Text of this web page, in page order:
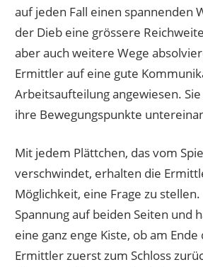
auf jeden Fall einen spannenden
der Dieb eine grössere
aber auch weitere Wege
Ermittler auf eine gute
Arbeitsaufteilung angewiesen.
ihre Bewegungspunkte
Mit jedem Plättchen, das vom
verschwindet, erhalten die
Möglichkeit, eine Frage zu
Spannung auf beiden Seiten und
eine ganz enge Kiste, ob am
Ermittler zuerst zum Schloss